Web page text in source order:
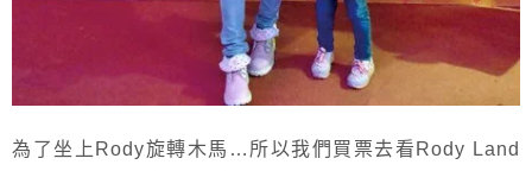
為了坐上Rody旋轉木馬…所以我們買票去看Rody Land